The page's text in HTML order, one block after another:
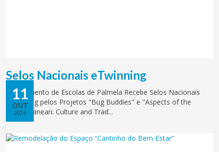
11
OUT
2024
Selos Nacionais eTwinning
Agrupamento de Escolas de Palmela Recebe Selos Nacionais
eTwinning pelos Projetos "Bug Buddies" e "Aspects of the
Mediterranean: Culture and Trad...